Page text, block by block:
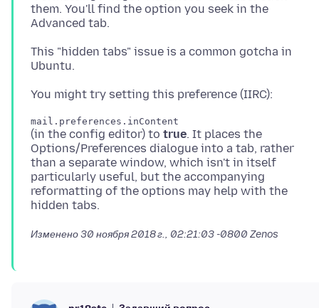
them. You'll find the option you seek in the
This "hidden tabs" issue is a common gotcha in
(in the config editor) to true. It places the
Options/Preferences dialogue into a tab, rather
than a separate window, which isn't in itself
particularly useful, but the accompanying
reformatting of the options may help with the
Изменено30 ноября 2018 г., 02:21:03 -0800 Zenos